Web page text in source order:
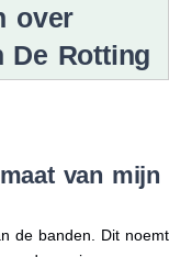
over
De Rotting
van mijn
de banden. Dit noemt